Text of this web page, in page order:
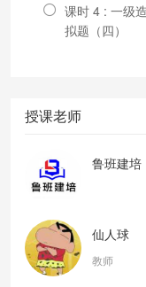
课时 4 : 一级
拟题（四）
授课老师
鲁班建培
仙人球
教师